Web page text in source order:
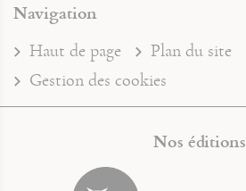
Navigation
Haut de page Plan du site
Gestion des cookies
Nos éditions